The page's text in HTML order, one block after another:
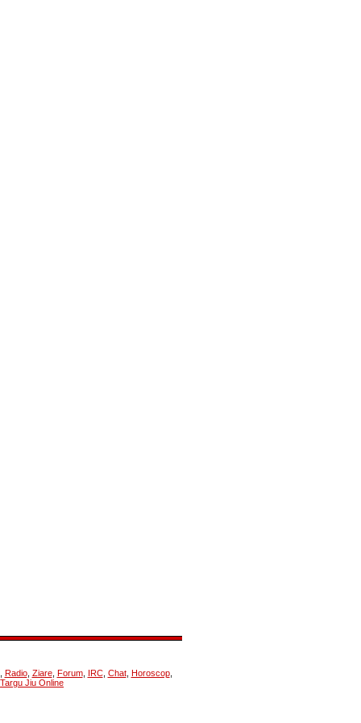
Radio, Ziare, Forum, IRC, Chat, Horoscop,
Targu Jiu Online